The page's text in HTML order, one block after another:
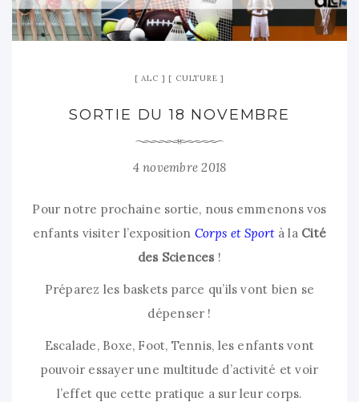
ALC CULTURE
SORTIE DU 18 NOVEMBRE
4 novembre 2018
Pour notre prochaine sortie, nous emmenons vos
enfants visiter l’exposition Corps et Sportà la Cité
des Sciences !
Préparez les baskets parce qu’ils vont bien se
dépenser !
Escalade, Boxe, Foot, Tennis, les enfants vont
pouvoir essayer une multitude d’activité et voir
l’effet que cette pratique a sur leur corps.